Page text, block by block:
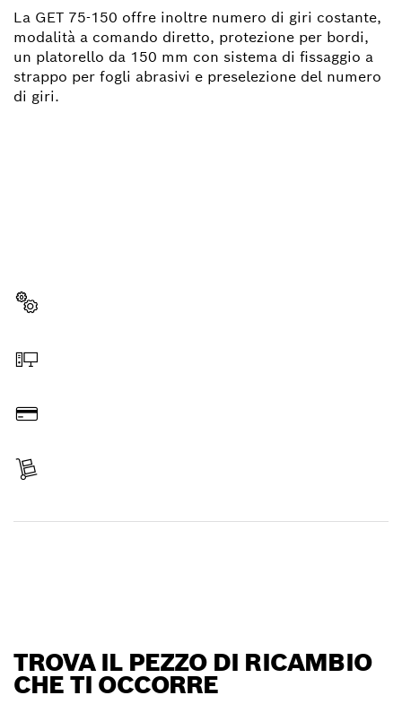
La GET 75-150 offre inoltre numero di giri costante,
modalità a comando diretto, protezione per bordi,
un platorello da 150 mm con sistema di fissaggio a
strappo per fogli abrasivi e preselezione del numero
di giri.
TROVA IL PEZZO DI RICAMBIO
CHE TI OCCORRE